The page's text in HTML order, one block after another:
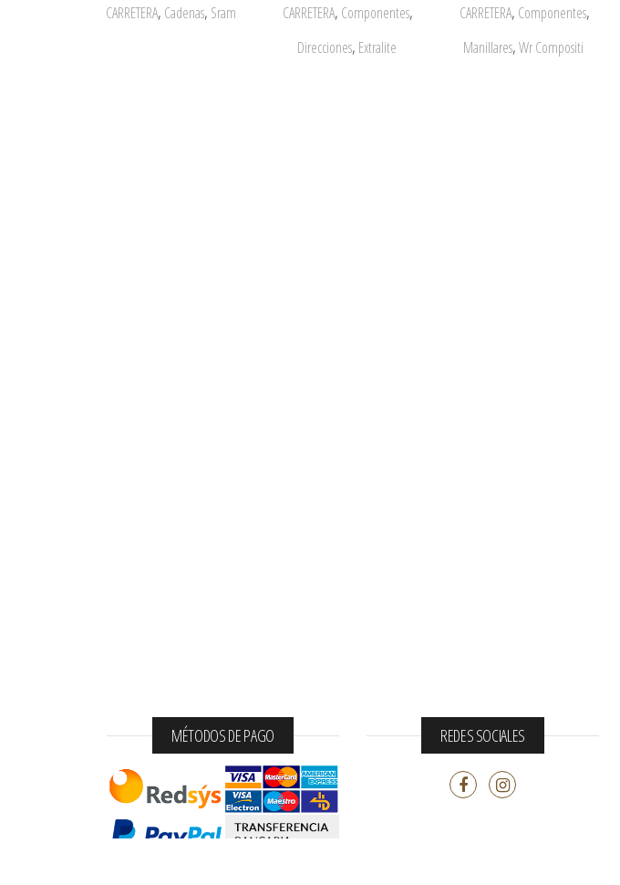
CARRETERA, Cadenas, Sram CARRETERA, Componentes,
Direcciones, Extralite
CARRETERA, Componentes,
Manillares,Wr Compositi
MÉTODOS DE PAGO REDES SOCIALES